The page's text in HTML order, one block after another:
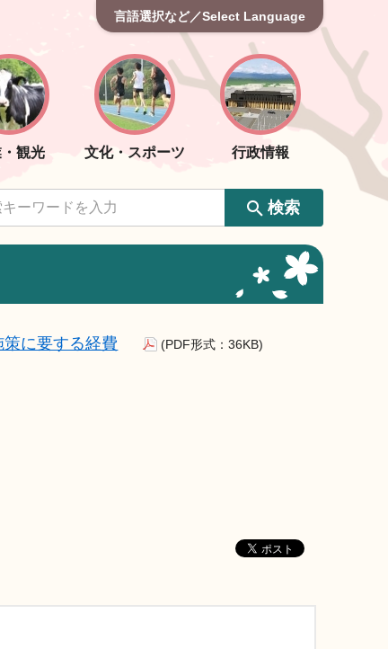
言語選択など／Select Language
観光 文化・スポーツ 行政情報
検索
に要する経費 (PDF形式：36KB)